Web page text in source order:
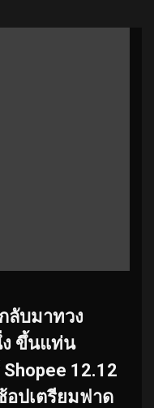
ลับมาทวง
ง ขึ้นแท่น
12.12
อปเตรียมฟาด